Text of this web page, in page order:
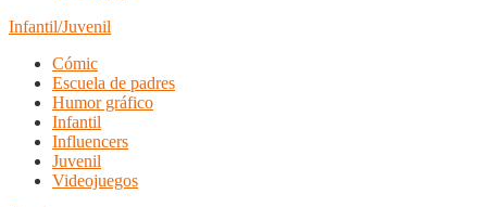
Infantil/Juvenil
Cómic
Escuela de padres
Humor gráfico
Infantil
Influencers
Juvenil
Videojuegos